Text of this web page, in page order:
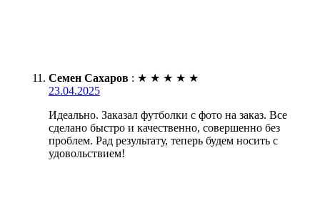
Семен Сахаров : ★ ★ ★ ★ ★
23.04.2025
Идеально. Заказал футболки с фото на заказ. Все
сделано быстро и качественно, совершенно без
проблем. Рад результату, теперь будем носить с
удовольствием!